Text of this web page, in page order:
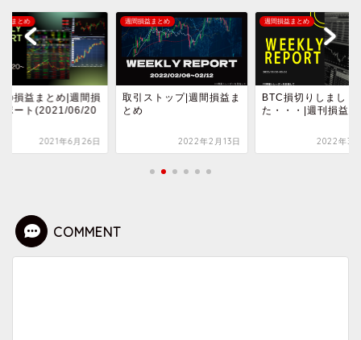
益まとめ
ストップ|週間損益ま
2022年2月13日
週間損益まとめ
BTC損切りしまし
た・・・|週刊損益まとめ
2022年3月28日
週間損益まとめ
新たな試みを思いつ
間損益まとめ
2021年12
COMMENT